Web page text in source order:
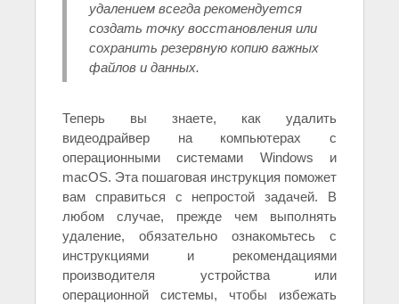
удалением всегда рекомендуется
создать точку восстановления или
сохранить резервную копию важных
файлов и данных.
Теперь вы знаете, как удалить
видеодрайвер на компьютерах с
операционными системами Windows и
macOS. Эта пошаговая инструкция поможет
вам справиться с непростой задачей. В
любом случае, прежде чем выполнять
удаление, обязательно ознакомьтесь с
инструкциями и рекомендациями
производителя устройства или
операционной системы, чтобы избежать